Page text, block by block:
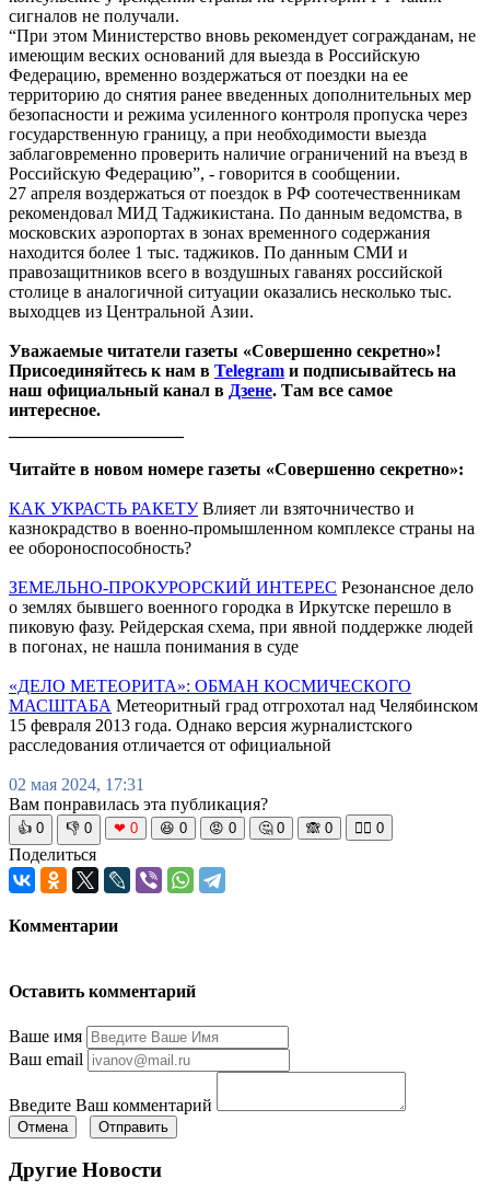
сигналов не получали.
“При этом Министерство вновь рекомендует согражданам, не
имеющим веских оснований для выезда в Российскую
Федерацию, временно воздержаться от поездки на ее
территорию до снятия ранее введенных дополнительных мер
безопасности и режима усиленного контроля пропуска через
государственную границу, а при необходимости выезда
заблаговременно проверить наличие ограничений на въезд в
Российскую Федерацию”, - говорится в сообщении.
27 апреля воздержаться от поездок в РФ соотечественникам
рекомендовал МИД Таджикистана. По данным ведомства, в
московских аэропортах в зонах временного содержания
находится более 1 тыс. таджиков. По данным СМИ и
правозащитников всего в воздушных гаванях российской
столице в аналогичной ситуации оказались несколько тыс.
выходцев из Центральной Азии.
Уважаемые читатели газеты «Совершенно секретно»!
Присоединяйтесь к нам в Telegram и подписывайтесь на
наш официальный канал в Дзене. Там все самое
интересное.
Читайте в новом номере газеты «Совершенно секретно»:
КАК УКРАСТЬ РАКЕТУВлияет ли взяточничество и
казнокрадство в военно-промышленном комплексе страны на
ее обороноспособность?
ЗЕМЕЛЬНО-ПРОКУРОРСКИЙ ИНТЕРЕС Резонансное дело
о землях бывшего военного городка в Иркутске перешло в
пиковую фазу. Рейдерская схема, при явной поддержке людей
в погонах, не нашла понимания в суде
«ДЕЛО МЕТЕОРИТА»: ОБМАН КОСМИЧЕСКОГО
МАСШТАБА Метеоритный град отгрохотал над Челябинском
15 февраля 2013 года. Однако версия журналистского
расследования отличается от официальной
02 мая 2024, 17:31
Вам понравилась эта публикация?
👍 0 👎 0 ❤ 0 😆 0 😡 0 🤔 0 🙈 0 🧘‍♀️ 0
Поделиться
Комментарии
Оставить комментарий
Ваше имя
Ваш email
Введите Ваш комментарий
Отмена Отправить
Другие Новости